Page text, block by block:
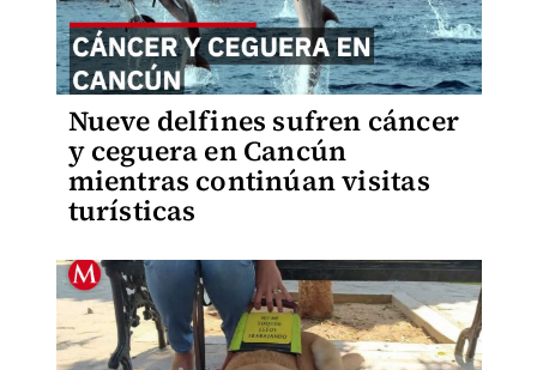
Nueve delfines sufren cáncer
y ceguera en Cancún
mientras continúan visitas
turísticas